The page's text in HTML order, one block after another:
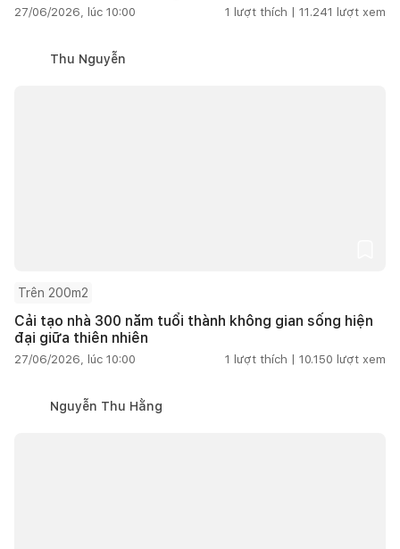
27/06/2026, lúc 10:00 1 lượt thích | 11.241 lượt xem
Thu Nguyễn
Trên 200m2
Cải tạo nhà 300 năm tuổi thành không gian sống hiện
đại giữa thiên nhiên
27/06/2026, lúc 10:00 1 lượt thích | 10.150 lượt xem
Nguyễn Thu Hằng